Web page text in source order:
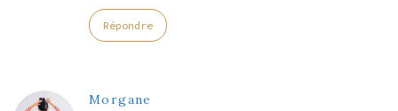
Répondre
Morgane